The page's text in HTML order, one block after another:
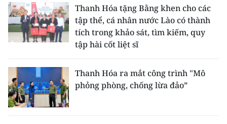
Thanh Hóa tặng Bằng khen cho các
tập thể, cá nhân nước Lào có thành
tích trong khảo sát, tìm kiếm, quy
tập hài cốt liệt sĩ
Thanh Hóa ra mắt công trình "Mô
phỏng phòng, chống lừa đảo”